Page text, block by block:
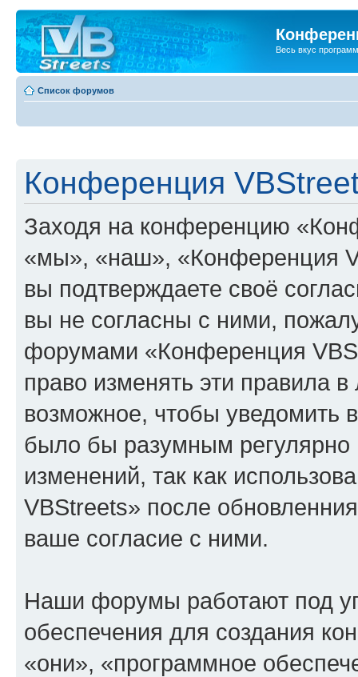
Весь вкус
Список форумов
Конференция
Заходя на конференцию
«мы», «наш», «Конференция
вы подтверждаете своё
вы не согласны с ними,
форумами «Конференция
право изменять эти правила
возможное, чтобы уведомить
было бы разумным регулярно
изменений, так как
VBStreets» после
ваше согласие с ними.
Наши форумы работают под
обеспечения для создания
«они», «программное